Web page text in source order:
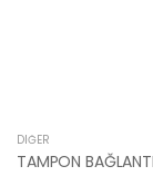
DIĞER